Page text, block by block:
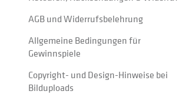
AGB und Widerrufsbelehrung
Allgemeine Bedingungen für
Gewinnspiele
Copyright- und Design-Hinweise bei
Bilduploads